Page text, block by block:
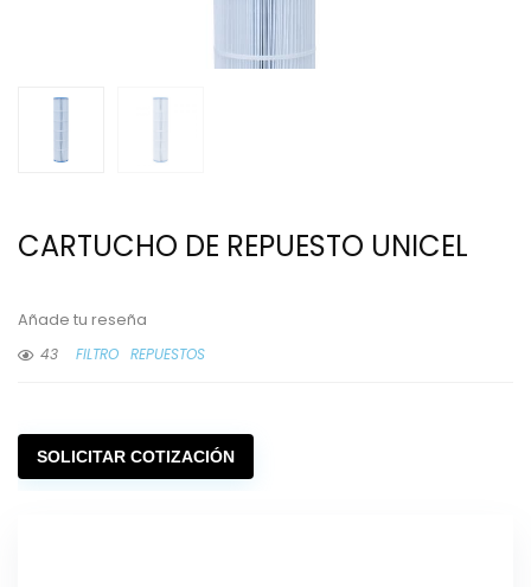
CARTUCHO DE REPUESTO UNICEL
Añade tu reseña
43
FILTRO REPUESTOS
SOLICITAR COTIZACIÓN